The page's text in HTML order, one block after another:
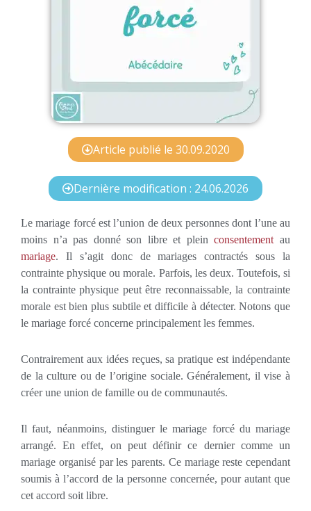
Article publié le 30.09.2020
Dernière modification : 24.06.2026
Le mariage forcé est l’union de deux personnes dont l’une au
moins n’a pas donné son libre et plein consentement au
mariage. Il s’agit donc de mariages contractés sous la
contrainte physique ou morale. Parfois, les deux. Toutefois, si
la contrainte physique peut être reconnaissable, la contrainte
morale est bien plus subtile et difficile à détecter. Notons que
le mariage forcé concerne principalement les femmes.
Contrairement aux idées reçues, sa pratique est indépendante
de la culture ou de l’origine sociale. Généralement, il vise à
créer une union de famille ou de communautés.
Il faut, néanmoins, distinguer le mariage forcé du mariage
arrangé. En effet, on peut définir ce dernier comme un
mariage organisé par les parents. Ce mariage reste cependant
soumis à l’accord de la personne concernée, pour autant que
cet accord soit libre.